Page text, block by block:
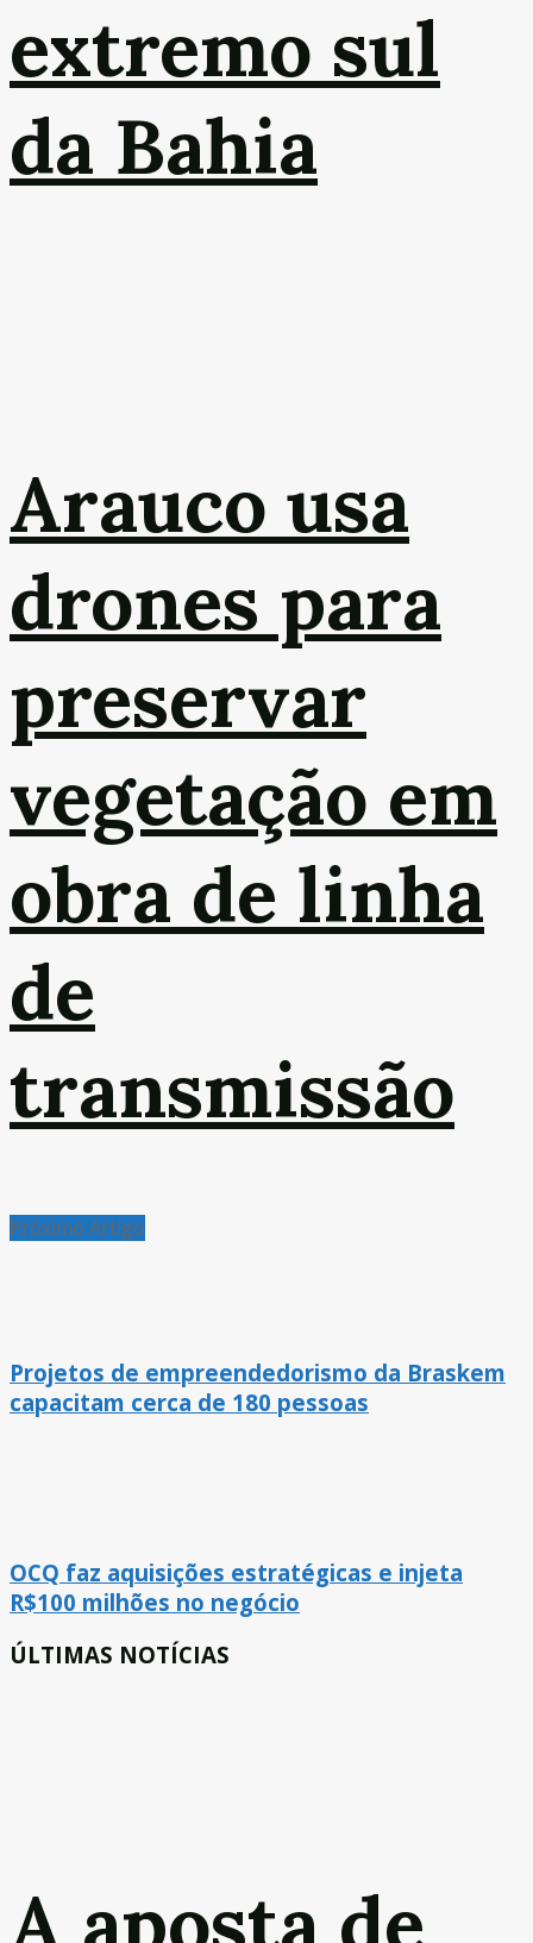
extremo sul
da Bahia
Arauco usa
drones para
preservar
vegetação em
obra de linha
de
transmissão
Próximo Artigo
Projetos de empreendedorismo da Braskem
capacitam cerca de 180 pessoas
OCQ faz aquisições estratégicas e injeta
R$100 milhões no negócio
ÚLTIMAS NOTÍCIAS